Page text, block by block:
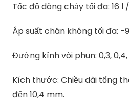
Tốc độ dòng chảy tối đa: 16 l
Áp suất chân không tối đa: -
Đường kính vòi phun: 0,3,
Kích thước: Chiều dài tổng
đến 10,4 mm.